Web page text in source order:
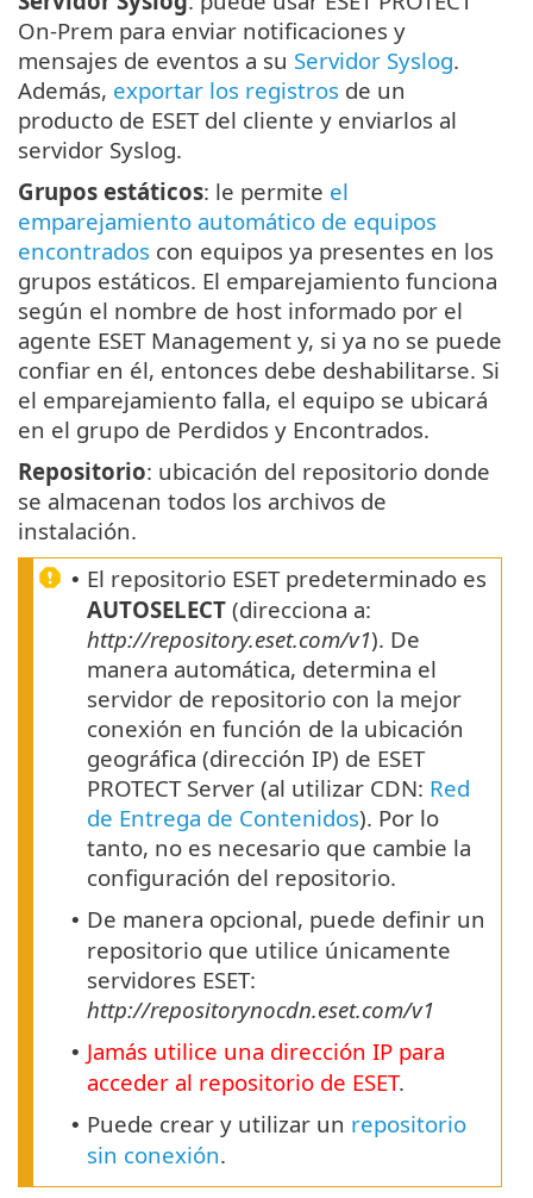
On-Prem para enviar notificaciones y
mensajes de eventos a su Servidor Syslog.
Además, exportar los registros de un
producto de ESET del cliente y enviarlos al
servidor Syslog.
Grupos estáticos: le permite el
emparejamiento automático de equipos
encontrados con equipos ya presentes en los
grupos estáticos. El emparejamiento funciona
según el nombre de host informado por el
agente ESET Management y, si ya no se puede
confiar en él, entonces debe deshabilitarse. Si
el emparejamiento falla, el equipo se ubicará
en el grupo de Perdidos y Encontrados.
Repositorio: ubicación del repositorio donde
se almacenan todos los archivos de
instalación.
• El repositorio ESET predeterminado es
AUTOSELECT (direcciona a:
http://repository.eset.com/v1). De
manera automática, determina el
servidor de repositorio con la mejor
conexión en función de la ubicación
geográfica (dirección IP) de ESET
PROTECT Server (al utilizar CDN: Red
de Entrega de Contenidos). Por lo
tanto, no es necesario que cambie la
configuración del repositorio.
• De manera opcional, puede definir un
repositorio que utilice únicamente
servidores ESET:
http://repositorynocdn.eset.com/v1
• Jamás utilice una dirección IP para
acceder al repositorio de ESET.
• Puede crear y utilizar un repositorio
sin conexión.